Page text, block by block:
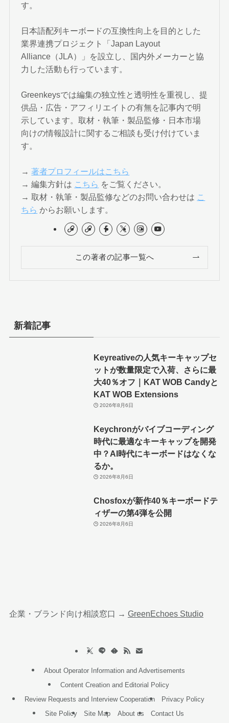
す。
日本語配列キーボードの互換性向上を目的とした
業界連携プロジェクト「Japan Layout
Alliance（JLA）」を設立し、国内外メーカーと協
力した活動も行っています。
Greenkeysでは編集の独立性と透明性を重視し、提
供品・広告・アフィリエイトの有無を記事内で明
示しています。取材・執筆・製品監修・日本市場
向けの情報設計に関するご相談も受け付けていま
す。
→著者プロフィールはこちら
→ 編集方針は こちら をご覧ください。
→ 取材・執筆・製品監修などのお問い合わせは こ
ちら からお願いします。
この著者の記事一覧へ
新着記事
Keyreativeの人気キーキャップセ
ットが数量限定で入荷、さらに最
大40％オフ｜KAT WOB Candyと
KAT WOB Extensions
2026年8月6日
Keychronがバイブコーディング
時代に最適なキーキャップを開発
中？AI時代にキーボードはなくな
るか。
2026年8月6日
Chosfoxが新作40％キーボードテ
ィザーの第4弾を公開
2026年8月6日
企業・ブランド向け相談窓口 → GreenEchoes Studio
About Operator Information and Advertisements
Content Creation and Editorial Policy
Review Requests and Interview Cooperation
Privacy Policy
Site Policy
Site Map About us Contact Us